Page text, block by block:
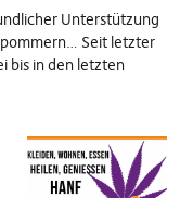
Unterstützung
Seit letzter
bis in den letzten